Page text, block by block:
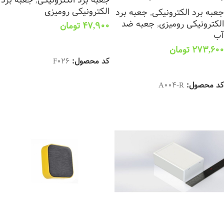
جعبه برد الکترونیکی, جعبه برد
الکترونیکی رومیزی, جعبه ضد
آب
273,600 تومان
کد محصول: A004-R
الکترونیکی رومیزی
47,900 تومان
کد محصول: F026